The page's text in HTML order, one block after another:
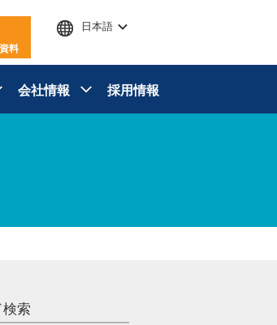
料
日本語
会社情報 採用情報
索